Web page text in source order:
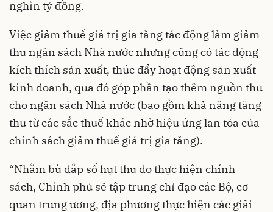
nghìn tỷ đồng.
Việc giảm thuế giá trị gia tăng tác động làm giảm
thu ngân sách Nhà nước nhưng cũng có tác động
kích thích sản xuất, thúc đẩy hoạt động sản xuất
kinh doanh, qua đó góp phần tạo thêm nguồn thu
cho ngân sách Nhà nước (bao gồm khả năng tăng
thu từ các sắc thuế khác nhờ hiệu ứng lan tỏa của
chính sách giảm thuế giá trị gia tăng).
“Nhằm bù đắp số hụt thu do thực hiện chính
sách, Chính phủ sẽ tập trung chỉ đạo các Bộ, cơ
quan trung ương, địa phương thực hiện các giải